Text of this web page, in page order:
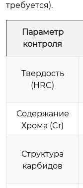
требуется).
Параметр
контроля
Твердость
(HRC)
Содержание
Хрома (Cr)
Структура
карбидов